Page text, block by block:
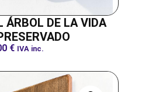
ÁRBOL DE LA VIDA
€ IVA inc.